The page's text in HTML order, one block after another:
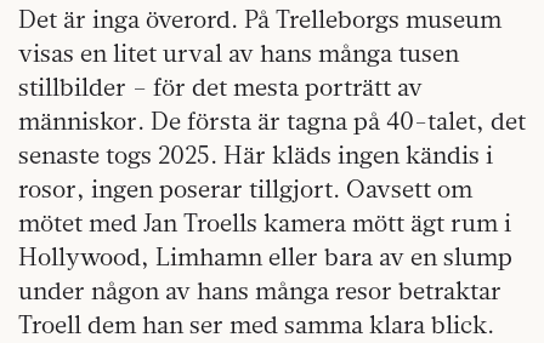
Det är inga överord. På Trelleborgs museum
visas en litet urval av hans många tusen
stillbilder – för det mesta porträtt av
människor. De första är tagna på 40-talet, det
senaste togs 2025. Här kläds ingen kändis i
rosor, ingen poserar tillgjort. Oavsett om
mötet med Jan Troells kamera mött ägt rum i
Hollywood, Limhamn eller bara av en slump
under någon av hans många resor betraktar
Troell dem han ser med samma klara blick.